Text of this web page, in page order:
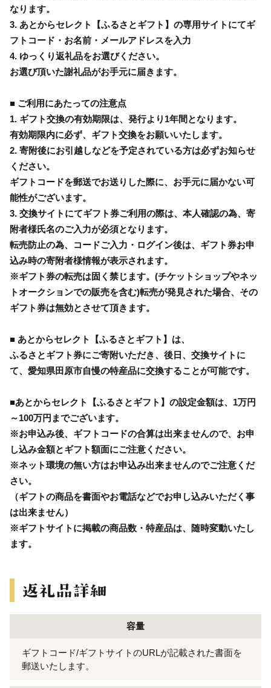
なります。
3. あとからセレクト【ふるさとギフト】の専用サイトにてギ
フトコード・お名前・メールアドレスを入力
4. ゆっくり返礼品をお選びください。
お選び頂いた謝礼品がお手元に届きます。
■ ご利用にあたっての注意点
1. ギフト交換の有効期限は、発行より1年間となります。
有効期限内に必ず、ギフト交換をお願いいたします。
2. 寄附後にお引越しなどを予定されている方は必ずお知らせ
ください。
ギフトコードを郵送でお送りした際に、お手元に届かない可
能性がございます。
3. 交換サイトにてギフト券ご利用の際は、本人確認の為、寄
附者様氏名のご入力が必須となります。
転売防止の為、コードご入力・ログイン後は、ギフト券お申
込み時の寄附者様情報が表示されます。
※ギフト券の転売は固く禁じます。(チケットショップやネッ
トオークションでの販売を含む)転売が発見された場合、その
ギフト券は無効とさせて頂きます。
■ あとからセレクト【ふるさとギフト】は、
ふるさとギフト券にご寄附いただき、後日、交換サイトに
て、愛知県田原市自慢の特産品に交換することが可能です。
■あとからセレクト【ふるさとギフト】の設定金額は、1万円
～100万円までございます。
※お申込み後、ギフトコードの合算は出来ませんので、お申
し込み金額とギフト額面にご注意ください。
※ネット環境の無い方はお申込み出来ませんのでご注意くだ
さい。
（ギフトの商品を書面やお電話などでお申し込みいただく事
は出来ません）
※ギフトサイトに掲載の商品数・特産品は、随時変動いたし
ます。
容量
ギフトコード/ギフトサイトのURLが記載された書面を
郵送いたします。